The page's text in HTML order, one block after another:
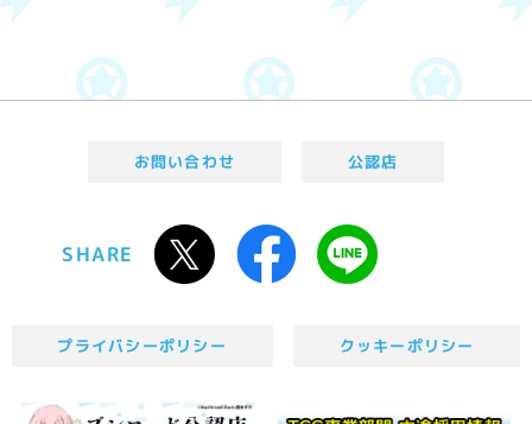
お問い合わせ 公認店
SHARE
プライバシーポリシー クッキーポリシー